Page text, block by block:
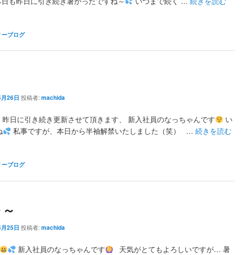
ブログ
26日 投稿者:machida
昨日に引き続き更新させて頂きます、 新入社員のなっちゃんです
い
私事ですが、本日から半袖解禁いたしました（笑） …続きを読む
ブログ
25日 投稿者:machida
新入社員のなっちゃんです
天気がとてもよろしいですが… 暑